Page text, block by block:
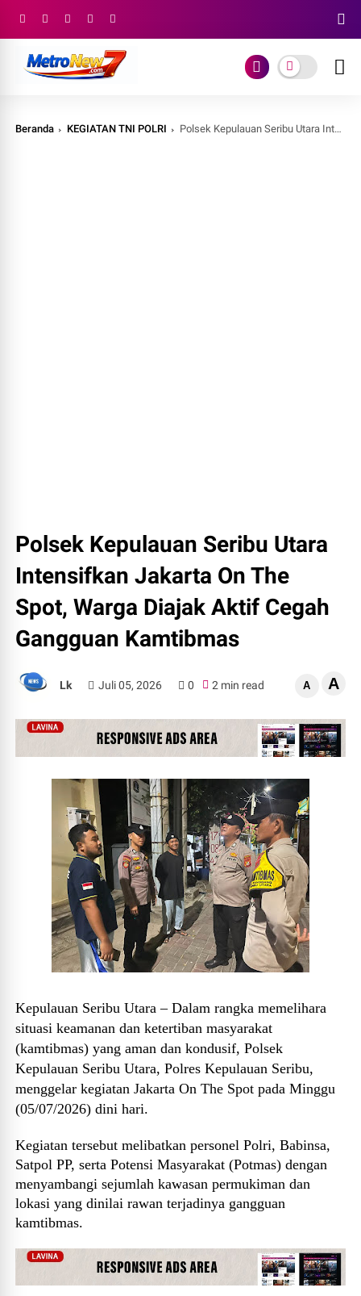
Beranda KEGIATAN TNI POLRI Polsek Kepulauan Seribu Utara Intensifkan Jakarta On The Spot, Warga Diajak Aktif Cegah Gangguan Kamtibmas
Polsek Kepulauan Seribu Utara
Intensifkan Jakarta On The
Spot, Warga Diajak Aktif Cegah
Gangguan Kamtibmas
Lk Juli 05, 2026 0 2 min read A A
Kepulauan Seribu Utara – Dalam rangka memelihara
situasi keamanan dan ketertiban masyarakat
(kamtibmas) yang aman dan kondusif, Polsek
Kepulauan Seribu Utara, Polres Kepulauan Seribu,
menggelar kegiatan Jakarta On The Spot pada Minggu
(05/07/2026) dini hari.
Kegiatan tersebut melibatkan personel Polri, Babinsa,
Satpol PP, serta Potensi Masyarakat (Potmas) dengan
menyambangi sejumlah kawasan permukiman dan
lokasi yang dinilai rawan terjadinya gangguan
kamtibmas.